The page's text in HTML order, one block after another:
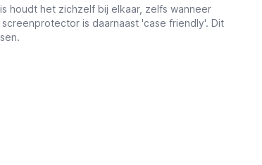
houdt het zichzelf bij elkaar, zelfs wanneer
is daarnaast 'case friendly'. Dit